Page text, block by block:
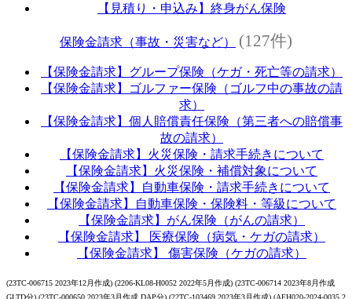
【見積り・申込み】終身がん保険
保険金請求（事故・災害など） (127件)
【保険金請求】グループ保険（ケガ・死亡等の請求）
【保険金請求】ゴルファー保険（ゴルフ中の事故の請
求）
【保険金請求】個人賠償責任保険（第三者への賠償事
故の請求）
【保険金請求】火災保険・請求手続きについて
【保険金請求】火災保険・補償対象について
【保険金請求】自動車保険・請求手続きについて
【保険金請求】自動車保険・保険料・等級について
【保険金請求】がん保険（がんの請求）
【保険金請求】 医療保険（病気・ケガの請求）
【保険金請求】 傷害保険（ケガの請求）
(23TC-006715 2023年12月作成) (2206-KL08-H0052 2022年5月作成) (23TC-006714 2023年8月作成
GLTD分) (23TC-000650 2023年3月作成 DAP分) (22TC-103469 2023年3月作成) (AFH020-2024-0035 2